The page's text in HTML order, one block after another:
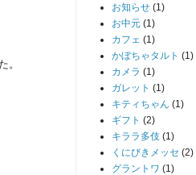
。
お知らせ (1)
お中元 (1)
カフェ (1)
かぼちゃタルト (1)
カメラ (1)
ガレット (1)
キティちゃん (1)
ギフト (2)
キララ多伎 (1)
くにびきメッセ (2)
グラントワ (1)